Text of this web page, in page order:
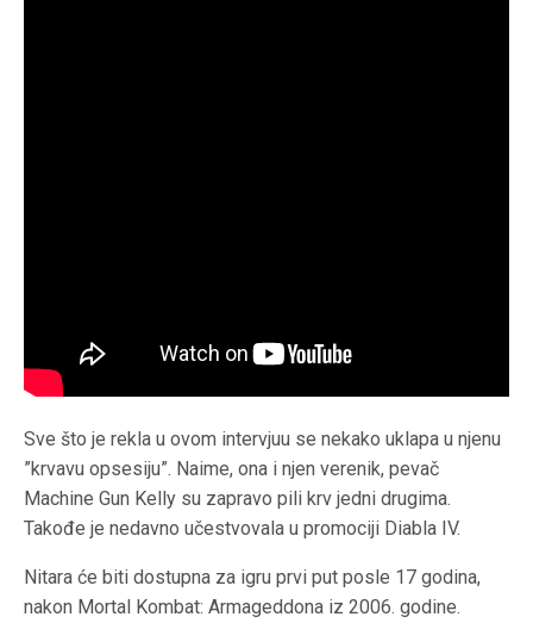
Sve što je rekla u ovom intervjuu se nekako uklapa u njenu
”krvavu opsesiju”. Naime, ona i njen verenik, pevač
Machine Gun Kelly su zapravo pili krv jedni drugima.
Takođe je nedavno učestvovala u promociji Diabla IV.
Nitara će biti dostupna za igru prvi put posle 17 godina,
nakon Mortal Kombat: Armageddona iz 2006. godine.